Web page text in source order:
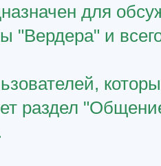
для
"Вердера" и
раздел